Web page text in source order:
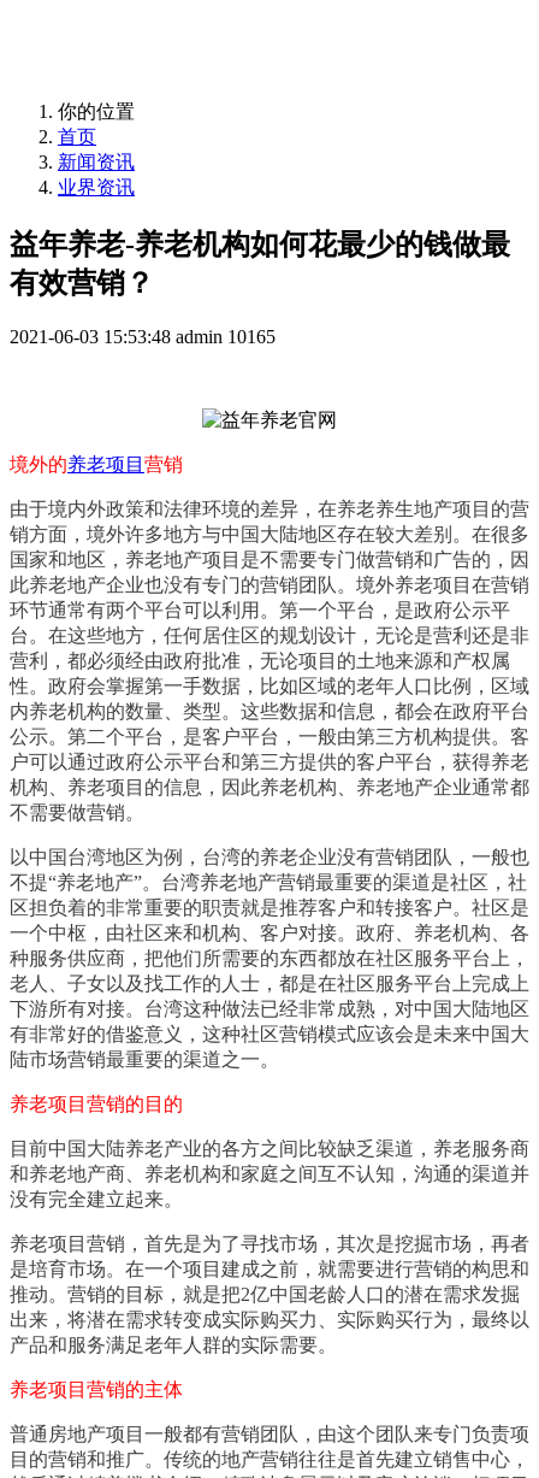
你的位置
首页
新闻资讯
业界资讯
益年养老-养老机构如何花最少的钱做最
有效营销？
2021-06-03 15:53:48 admin 10165
境外的养老项目 营销
由于境内外政策和法律环境的差异，在养老养生地产项目的营
销方面，境外许多地方与中国大陆地区存在较大差别。在很多
国家和地区，养老地产项目是不需要专门做营销和广告的，因
此养老地产企业也没有专门的营销团队。境外养老项目在营销
环节通常有两个平台可以利用。第一个平台，是政府公示平
台。在这些地方，任何居住区的规划设计，无论是营利还是非
营利，都必须经由政府批准，无论项目的土地来源和产权属
性。政府会掌握第一手数据，比如区域的老年人口比例，区域
内养老机构的数量、类型。这些数据和信息，都会在政府平台
公示。第二个平台，是客户平台，一般由第三方机构提供。客
户可以通过政府公示平台和第三方提供的客户平台，获得养老
机构、养老项目的信息，因此养老机构、养老地产企业通常都
不需要做营销。
以中国台湾地区为例，台湾的养老企业没有营销团队，一般也
不提“养老地产”。台湾养老地产营销最重要的渠道是社区，社
区担负着的非常重要的职责就是推荐客户和转接客户。社区是
一个中枢，由社区来和机构、客户对接。政府、养老机构、各
种服务供应商，把他们所需要的东西都放在社区服务平台上，
老人、子女以及找工作的人士，都是在社区服务平台上完成上
下游所有对接。台湾这种做法已经非常成熟，对中国大陆地区
有非常好的借鉴意义，这种社区营销模式应该会是未来中国大
陆市场营销最重要的渠道之一。
养老项目营销的目的
目前中国大陆养老产业的各方之间比较缺乏渠道，养老服务商
和养老地产商、养老机构和家庭之间互不认知，沟通的渠道并
没有完全建立起来。
养老项目营销，首先是为了寻找市场，其次是挖掘市场，再者
是培育市场。在一个项目建成之前，就需要进行营销的构思和
推动。营销的目标，就是把2亿中国老龄人口的潜在需求发掘
出来，将潜在需求转变成实际购买力、实际购买行为，最终以
产品和服务满足老年人群的实际需要。
养老项目营销的主体
普通房地产项目一般都有营销团队，由这个团队来专门负责项
目的营销和推广。传统的地产营销往往是首先建立销售中心，